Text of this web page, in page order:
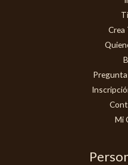
Crea
Mi